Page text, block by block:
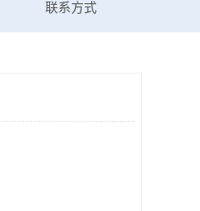
联系方式